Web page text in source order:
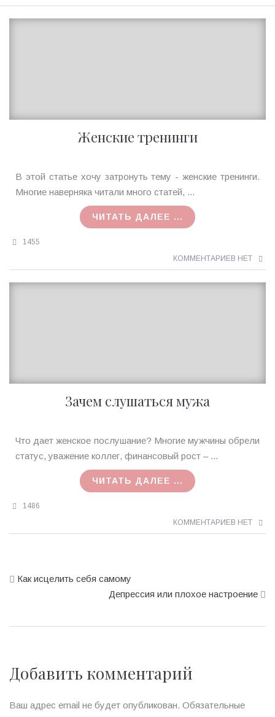
Женские тренинги
Ирина
MagicTantra
В этой статье хочу затронуть тему - женские тренинги.
Многие наверняка читали много статей, ...
ЧИТАТЬ ДАЛЕЕ ...
1455
КОММЕНТАРИЕВ НЕТ
Зачем слушаться мужа
Ирина
MagicTantra
Что дает женское послушание? Многие мужчины обрели
статус, уважение коллег, финансовый рост – ...
ЧИТАТЬ ДАЛЕЕ ...
1486
КОММЕНТАРИЕВ НЕТ
Как исцелить себя самому
Депрессия или плохое настроение
Добавить комментарий
Ваш адрес email не будет опубликован. Обязательные